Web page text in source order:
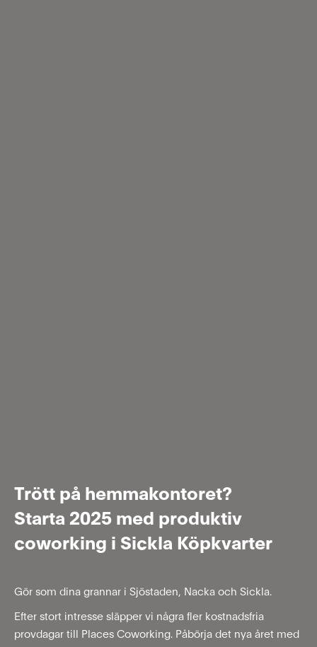
Trött på hemmakontoret?
Starta 2025 med produktiv
coworking i Sickla Köpkvarter
Gör som dina grannar i Sjöstaden, Nacka och Sickla.
Efter stort intresse släpper vi några fler kostnadsfria
provdagar till Places Coworking. Påbörja det nya året med